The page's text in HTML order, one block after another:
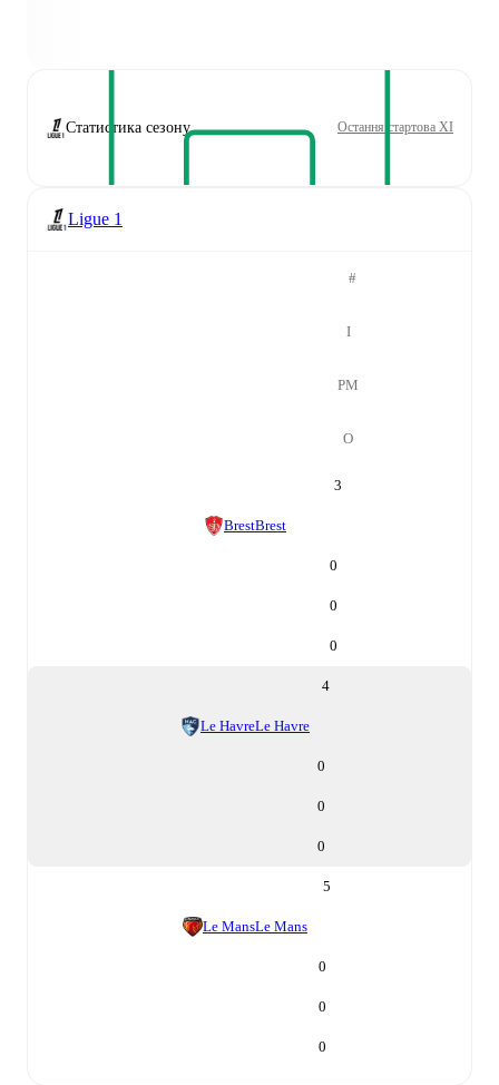
Статистика сезону Остання стартова XI
Ligue 1
#
І
РМ
О
3
BrestBrest
0
0
0
4
Le HavreLe Havre
0
0
0
5
Le MansLe Mans
0
0
0